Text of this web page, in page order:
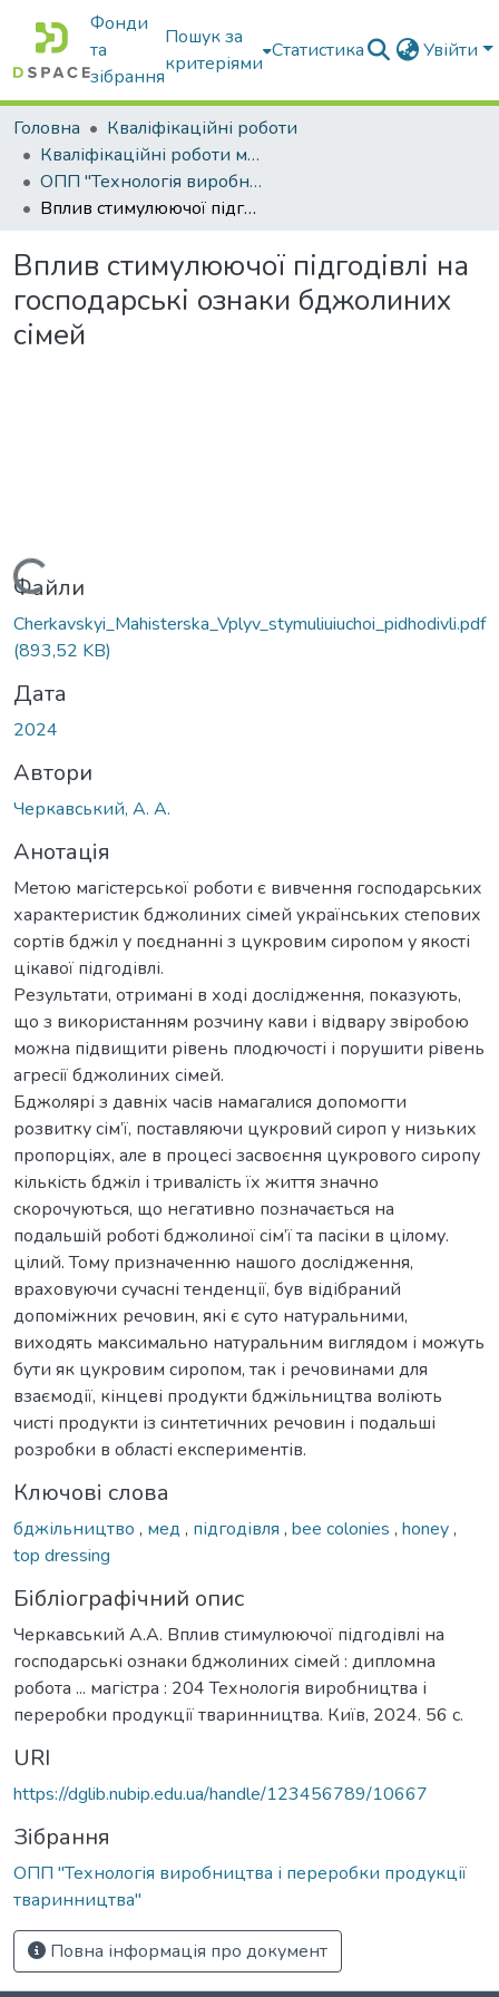
Фонди
та
зібрання
Пошук за
критеріями
Статистика Увійти
Головна
Кваліфікаційні роботи
Кваліфікаційні роботи магістрів
ОПП "Технологія виробництва і переробки продукції тваринництва"
Вплив стимулюючої підгодівлі на господарські ознаки бджолиних сімей
Вплив стимулюючої підгодівлі на
господарські ознаки бджолиних
сімей
Вантажиться...
Файли
Cherkavskyi_Mahisterska_Vplyv_stymuliuiuchoi_pidhodivli.pdf
(893,52 KB)
Дата
2024
Автори
Черкавський, А. А.
Анотація
Метою магістерської роботи є вивчення господарських
характеристик бджолиних сімей українських степових
сортів бджіл у поєднанні з цукровим сиропом у якості
цікавої підгодівлі.
Результати, отримані в ході дослідження, показують,
що з використанням розчину кави і відвару звіробою
можна підвищити рівень плодючості і порушити рівень
агресії бджолиних сімей.
Бджолярі з давніх часів намагалися допомогти
розвитку сім’ї, поставляючи цукровий сироп у низьких
пропорціях, але в процесі засвоєння цукрового сиропу
кількість бджіл і тривалість їх життя значно
скорочуються, що негативно позначається на
подальшій роботі бджолиної сім’ї та пасіки в цілому.
цілий. Тому призначенню нашого дослідження,
враховуючи сучасні тенденції, був відібраний
допоміжних речовин, які є суто натуральними,
виходять максимально натуральним виглядом і можуть
бути як цукровим сиропом, так і речовинами для
взаємодії, кінцеві продукти бджільництва воліють
чисті продукти із синтетичних речовин і подальші
розробки в області експериментів.
Ключові слова
бджільництво , мед , підгодівля , bee colonies , honey,
top dressing
Бібліографічний опис
Черкавський А.А. Вплив стимулюючої підгодівлі на
господарські ознаки бджолиних сімей : дипломна
робота ... магістра : 204 Технологія виробництва і
переробки продукції тваринництва. Київ, 2024. 56 с.
URI
https://dglib.nubip.edu.ua/handle/123456789/10667
Зібрання
ОПП "Технологія виробництва і переробки продукції
тваринництва"
Повна інформація про документ